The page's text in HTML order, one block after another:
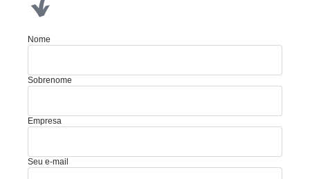
Nome
Sobrenome
Empresa
Seu e-mail